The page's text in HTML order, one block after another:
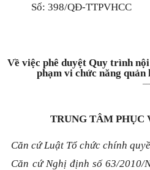
Số: 398/QĐ-TTPVHCC
Về việc phê duyệt Quy trình
phạm vi chức năng quản
TRUNG TÂM PHỤC
Căn cứ Luật Tổ chức chính
Căn cứ Nghị định số 63/2010/